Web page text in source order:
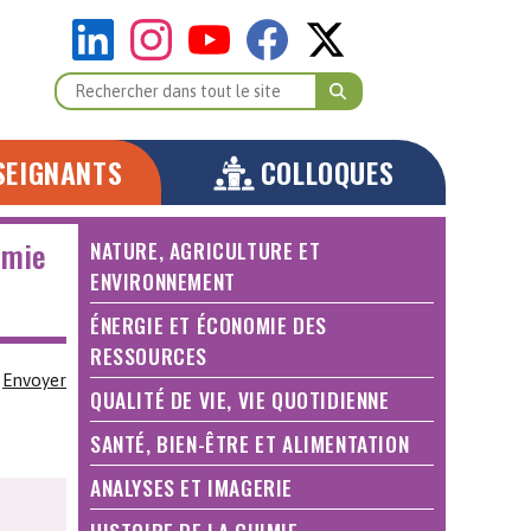
COLLOQUES
Envoyer
NATURE, AGRICULTURE ET
ENVIRONNEMENT
ÉNERGIE ET ÉCONOMIE DES
RESSOURCES
QUALITÉ DE VIE, VIE QUOTIDIENNE
SANTÉ, BIEN-ÊTRE ET ALIMENTATION
ANALYSES ET IMAGERIE